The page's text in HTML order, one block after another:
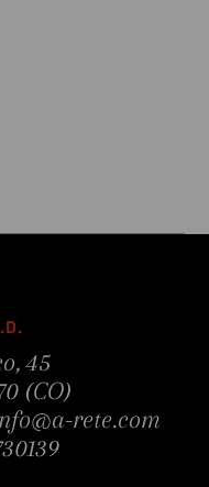
45
(CO)
rete.com